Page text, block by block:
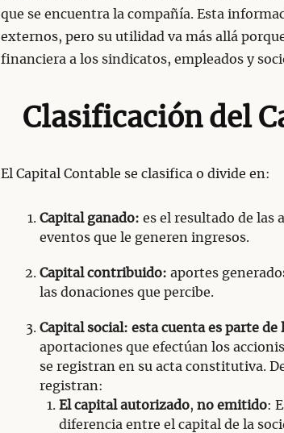
que se encuentra la compañía. Esta
externos, pero su utilidad va más allá
financiera a los sindicatos, empleados y
Clasificación del
El Capital Contable se clasifica o divide en:
Capital ganado: es el resultado de las
eventos que le generen ingresos.
Capital contribuido: aportes
las donaciones que percibe.
Capital social: esta cuenta es parte de
aportaciones que efectúan los
se registran en su acta constitutiva.
registran:
El capital autorizado, no emitido:
diferencia entre el capital de la